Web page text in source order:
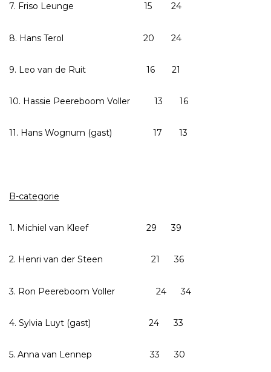
7. Friso Leunge 15 24
8. Hans Terol 20 24
9. Leo van de Ruit 16 21
10. Hassie Peereboom Voller 13 16
11. Hans Wognum (gast) 17 13
B-categorie
1. Michiel van Kleef 29 39
2. Henri van der Steen 21 36
3. Ron Peereboom Voller 24 34
4. Sylvia Luyt (gast) 24 33
5. Anna van Lennep 33 30